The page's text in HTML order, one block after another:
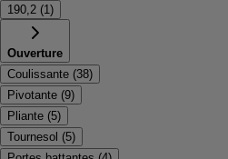
190,2 (1 )
Ouverture
Coulissante (38)
Pivotante (9)
Pliante (5)
Tournesol (5)